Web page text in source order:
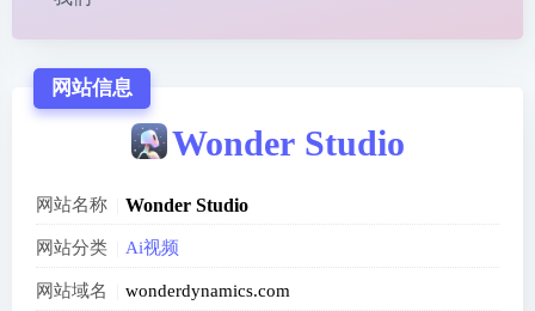
网站信息
Wonder Studio
网站名称 Wonder Studio
网站分类 Ai视频
网站域名 wonderdynamics.com